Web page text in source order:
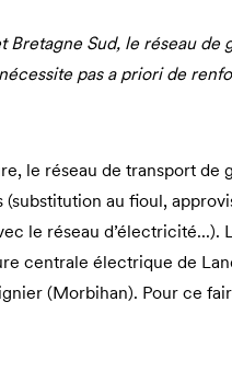
Bretagne Sud, le réseau de
pas a priori de
le réseau de transport de
(substitution au fioul,
le réseau
centrale électrique de
(Morbihan). Pour ce